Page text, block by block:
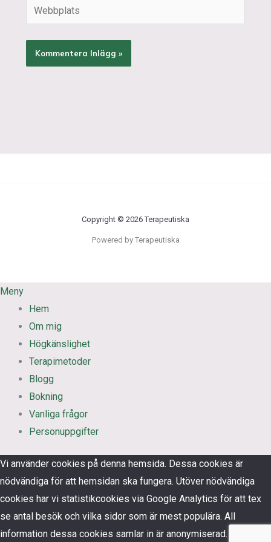
Webbplats
Copyright © 2026 Terapeutiska
Powered by Terapeutiska
Meny
Hem
Om mig
Högkänslighet
Terapimetoder
Blogg
Bokning
Vanliga frågor
Personuppgifter
Vi använder cookies på denna hemsida. Dessa cookies är
nödvändiga för att hemsidan ska fungera. Utöver nödvändiga
cookies har vi statistikcookies via Google Analytics för att tex
se antal besök och vilka sidor som är mest populära. All
information dessa cookies samlar in är anonymiserad.